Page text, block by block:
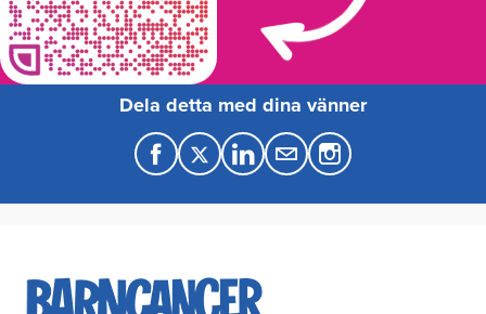
Dela detta med dina vänner
F
a
e
T
w
t
L
i
k
M
a